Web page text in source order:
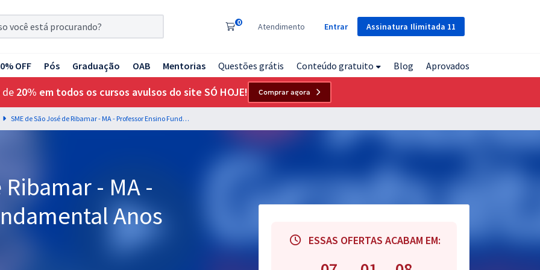
Assinatura Ilimitada 11
0 Atendimento Entrar
OFF Pós Graduação OAB Mentorias Questões grátis Conteúdo gratuito Blog Aprovados
de 20% em todos os cursos avulsos do site SÓ HOJE! Comprar agora
SME de São José de Ribamar - MA - Professor Ensino Fundamental Anos Finais - Geografia
- MA -
Anos
ESSAS OFERTAS ACABAM EM: